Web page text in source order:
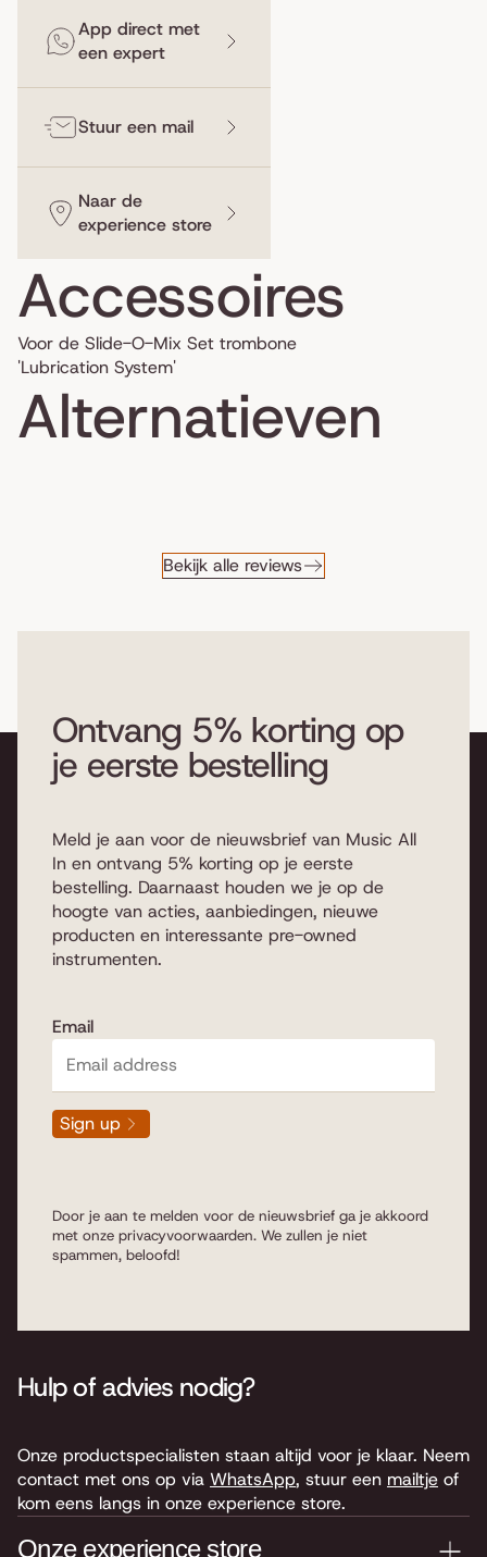
App direct met
een expert
Stuur een mail
Naar de
experience store
Accessoires
Voor de Slide-O-Mix Set trombone
'Lubrication System'
Alternatieven
Bekijk alle reviews
Ontvang 5% korting op
je eerste bestelling
Meld je aan voor de nieuwsbrief van Music All
In en ontvang 5% korting op je eerste
bestelling. Daarnaast houden we je op de
hoogte van acties, aanbiedingen, nieuwe
producten en interessante pre-owned
instrumenten.
Email
Sign up
Door je aan te melden voor de nieuwsbrief ga je akkoord
met onze privacyvoorwaarden. We zullen je niet
spammen, beloofd!
Hulp of advies nodig?
Onze productspecialisten staan altijd voor je klaar. Neem
contact met ons op via WhatsApp, stuur een mailtje of
kom eens langs in onze experience store.
Onze experience store